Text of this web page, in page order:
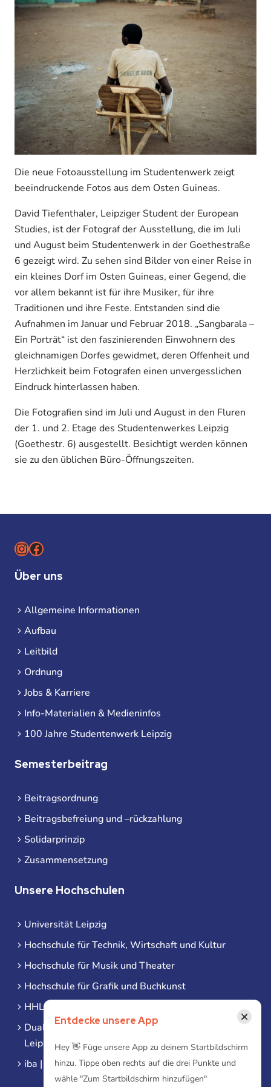
Die neue Fotoausstellung im Studentenwerk zeigt
beeindruckende Fotos aus dem Osten Guineas.
David Tiefenthaler, Leipziger Student der European
Studies, ist der Fotograf der Ausstellung, die im Juli
und August beim Studentenwerk in der Goethestraße
6 gezeigt wird. Zu sehen sind Bilder von einer Reise in
ein kleines Dorf im Osten Guineas, einer Gegend, die
vor allem bekannt ist für ihre Musiker, für ihre
Traditionen und ihre Feste. Entstanden sind die
Aufnahmen im Januar und Februar 2018. „Sangbarala –
Ein Porträt“ ist den faszinierenden Einwohnern des
gleichnamigen Dorfes gewidmet, deren Offenheit und
Herzlichkeit beim Fotografen einen unvergesslichen
Eindruck hinterlassen haben.
Die Fotografien sind im Juli und August in den Fluren
der 1. und 2. Etage des Studentenwerkes Leipzig
(Goethestr. 6) ausgestellt. Besichtigt werden können
sie zu den üblichen Büro-Öffnungszeiten.
Instagram
Facebook
Über uns
Allgemeine Informationen
Aufbau
Leitbild
Ordnung
Jobs & Karriere
Info-Materialien & Medieninfos
100 Jahre Studentenwerk Leipzig
Semesterbeitrag
Beitragsordnung
Beitragsbefreiung und –rückzahlung
Solidarprinzip
Zusammensetzung
Unsere Hochschulen
Universität Leipzig
Hochschule für Technik, Wirtschaft und Kultur
Hochschule für Musik und Theater
Hochschule für Grafik und Buchkunst
HHL Leipzig
Duale Hochschule Sachsen (DHSN) am Standort
Leipzig
iba | Campus Leipzig
Entdecke unsere App ×
Hey 👋 Füge unsere App zu deinem Startbildschirm
hinzu. Tippe oben rechts auf die drei Punkte und
wähle "Zum Startbildschirm hinzufügen"